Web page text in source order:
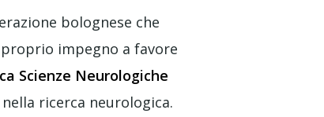
bolognese che
impegno a favore
Scienze Neurologiche
nella ricerca neurologica.